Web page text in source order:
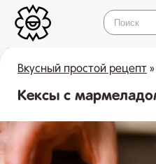
Вкусный простой рецепт »
Кексы с